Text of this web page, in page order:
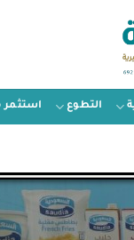
التطوع استثمر